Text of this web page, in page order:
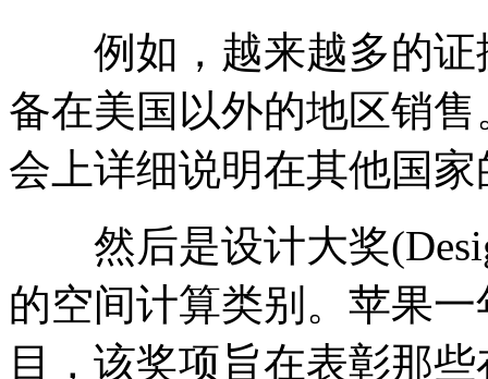
例如，越来越多的证
备在美国以外的地区销
会上详细说明在其他国
然后是设计大奖
的空间计算类别。苹果
目，该奖项旨在表彰那